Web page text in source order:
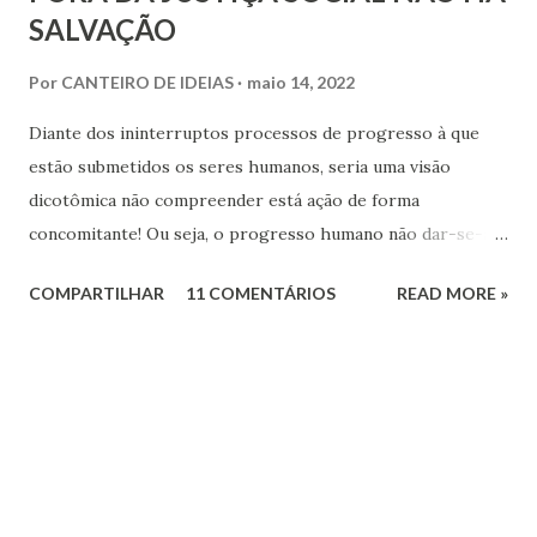
SALVAÇÃO
Por CANTEIRO DE IDEIAS maio 14, 2022
Diante dos ininterruptos processos de progresso à que
estão submetidos os seres humanos, seria uma visão
dicotômica não compreender está ação de forma
concomitante! Ou seja, o progresso humano não dar-se-á
social na formação do sujeito espiritual que atua na Terra.
COMPARTILHAR 11 COMENTÁRIOS READ MORE »